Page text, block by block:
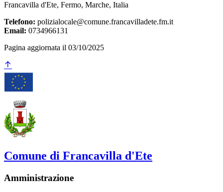
Francavilla d'Ete, Fermo, Marche, Italia
Telefono: polizialocale@comune.francavilladete.fm.it
Email: 0734966131
Pagina aggiornata il 03/10/2025
Comune di Francavilla d'Ete
Amministrazione